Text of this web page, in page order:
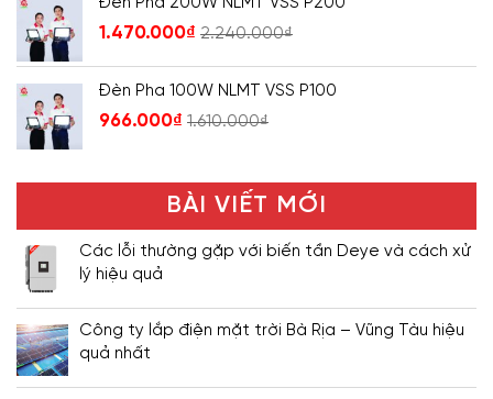
Đèn Pha 200W NLMT VSS P200
1.470.000₫ 2.240.000₫
Đèn Pha 100W NLMT VSS P100
966.000₫ 1.610.000₫
BÀI VIẾT MỚI
Các lỗi thường gặp với biến tần Deye và cách xử
lý hiệu quả
Công ty lắp điện mặt trời Bà Rịa – Vũng Tàu hiệu
quả nhất